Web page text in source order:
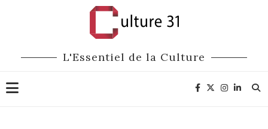
L'Essentiel de la Culture